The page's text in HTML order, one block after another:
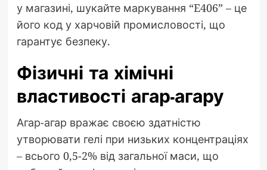
у магазині, шукайте маркування “E406” – це
його код у харчовій промисловості, що
гарантує безпеку.
Фізичні та хімічні
властивості агар-агару
Агар-агар вражає своєю здатністю
утворювати гелі при низьких концентраціях
– всього 0,5-2% від загальної маси, що